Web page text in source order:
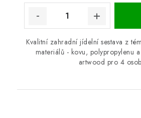
Kvalitní zahradní jídelní sestava z
materiálů - kovu, polypropylenu
artwood pro 4